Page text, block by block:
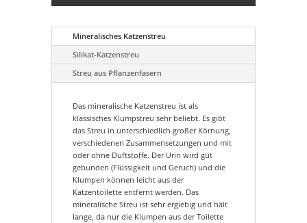
Mineralisches Katzenstreu
Silikat-Katzenstreu
Streu aus Pflanzenfasern
Das mineralische Katzenstreu ist als
klassisches Klumpstreu sehr beliebt. Es gibt
das Streu in unterschiedlich großer Körnung,
verschiedenen Zusammensetzungen und mit
oder ohne Duftstoffe. Der Urin wird gut
gebunden (Flüssigkeit und Geruch) und die
Klumpen können leicht aus der
Katzentoilette entfernt werden. Das
mineralische Streu ist sehr ergiebig und hält
lange, da nur die Klumpen aus der Toilette